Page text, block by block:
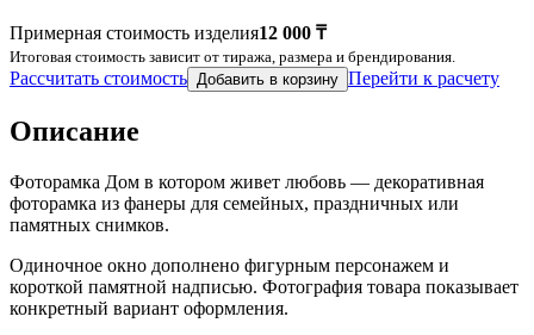
Примерная стоимость изделия12 000 ₸
Итоговая стоимость зависит от тиража, размера и брендирования.
Рассчитать стоимость Добавить в корзину Перейти к расчету
Описание
Фоторамка Дом в котором живет любовь — декоративная
фоторамка из фанеры для семейных, праздничных или
памятных снимков.
Одиночное окно дополнено фигурным персонажем и
короткой памятной надписью. Фотография товара показывает
конкретный вариант оформления.